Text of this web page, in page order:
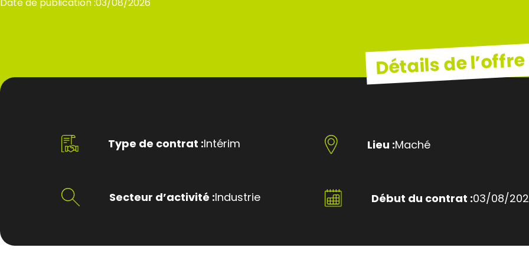
Détails de l’offre
Type de contrat :Intérim
Secteur d’activité :Industrie
Lieu :Maché
Début du contrat :03/08/